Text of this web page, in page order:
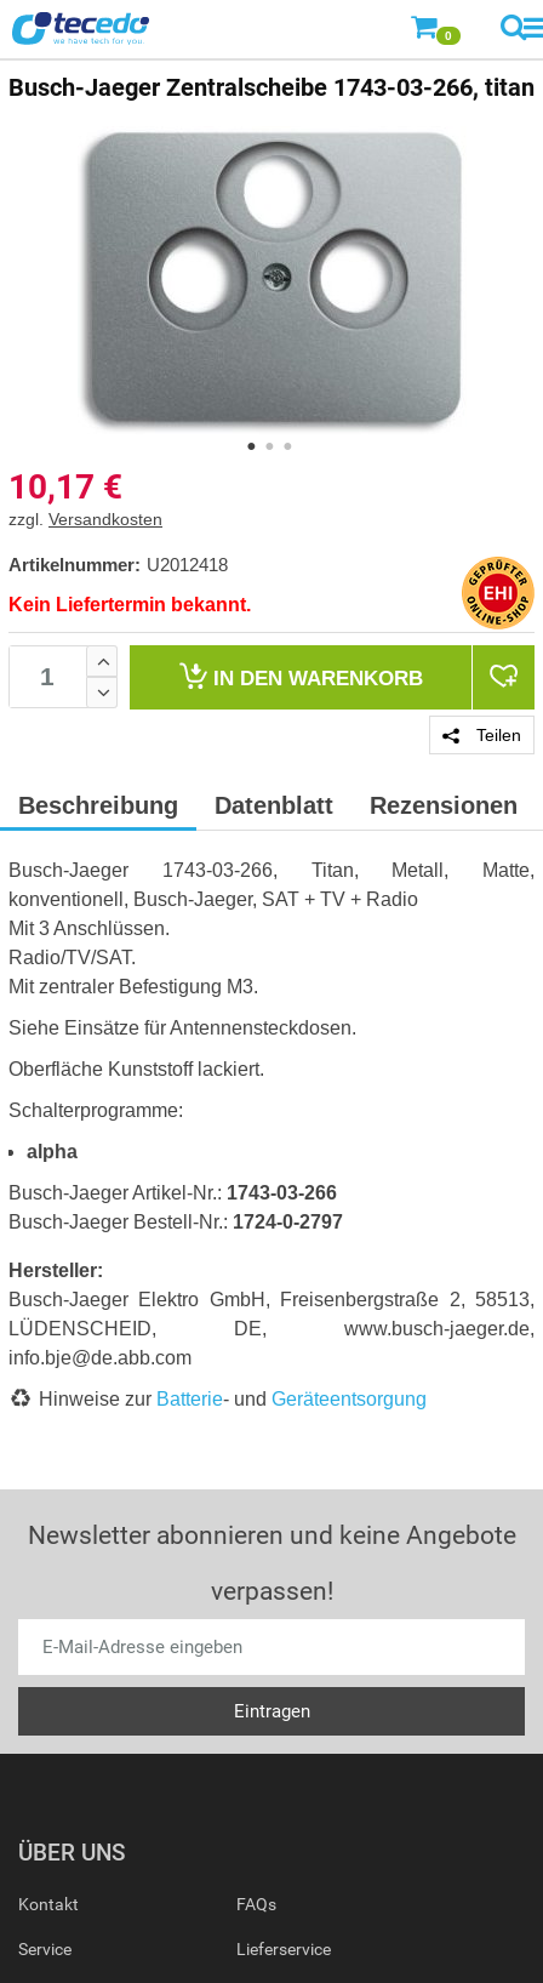
0
Busch-Jaeger Zentralscheibe 1743-03-266, titan
10,17 €
zzgl. Versandkosten
Artikelnummer: U2012418
Kein Liefertermin bekannt.
IN DEN WARENKORB
Teilen
Beschreibung Datenblatt Rezensionen
Busch-Jaeger 1743-03-266, Titan, Metall, Matte,
konventionell, Busch-Jaeger, SAT + TV + Radio
Mit 3 Anschlüssen.
Radio/TV/SAT.
Mit zentraler Befestigung M3.
Siehe Einsätze für Antennensteckdosen.
Oberfläche Kunststoff lackiert.
Schalterprogramme:
alpha
Busch-Jaeger Artikel-Nr.: 1743-03-266
Busch-Jaeger Bestell-Nr.: 1724-0-2797
Hersteller:
Busch-Jaeger Elektro GmbH, Freisenbergstraße 2, 58513,
LÜDENSCHEID, DE, www.busch-jaeger.de,
info.bje@de.abb.com
Hinweise zur Batterie- und Geräteentsorgung
Newsletter abonnieren und keine Angebote
verpassen!
ÜBER UNS
Kontakt
Service
FAQs
Lieferservice